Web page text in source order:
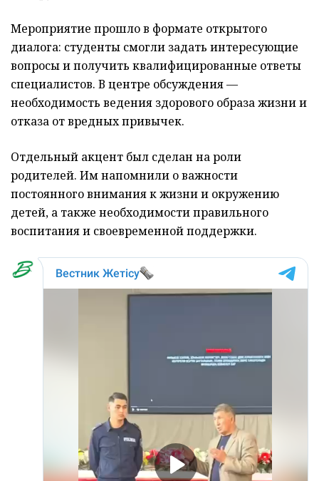
Мероприятие прошло в формате открытого
диалога: студенты смогли задать интересующие
вопросы и получить квалифицированные ответы
специалистов. В центре обсуждения —
необходимость ведения здорового образа жизни и
отказа от вредных привычек.
Отдельный акцент был сделан на роли
родителей. Им напомнили о важности
постоянного внимания к жизни и окружению
детей, а также необходимости правильного
воспитания и своевременной поддержки.